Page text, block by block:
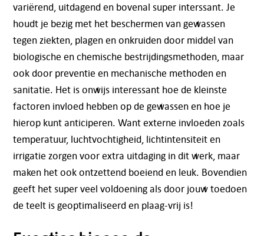
variërend, uitdagend en bovenal super interssant. Je
houdt je bezig met het beschermen van gewassen
tegen ziekten, plagen en onkruiden door middel van
biologische en chemische bestrijdingsmethoden, maar
ook door preventie en mechanische methoden en
sanitatie. Het is onwijs interessant hoe de kleinste
factoren invloed hebben op de gewassen en hoe je
hierop kunt anticiperen. Want externe invloeden zoals
temperatuur, luchtvochtigheid, lichtintensiteit en
irrigatie zorgen voor extra uitdaging in dit werk, maar
maken het ook ontzettend boeiend en leuk. Bovendien
geeft het super veel voldoening als door jouw toedoen
de teelt is geoptimaliseerd en plaag-vrij is!